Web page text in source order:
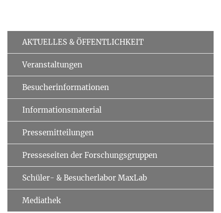
AKTUELLES & ÖFFENTLICHKEIT
Veranstaltungen
Besucherinformationen
Informationsmaterial
Pressemitteilungen
Presseseiten der Forschungsgruppen
Schüler- & Besucherlabor MaxLab
Mediathek